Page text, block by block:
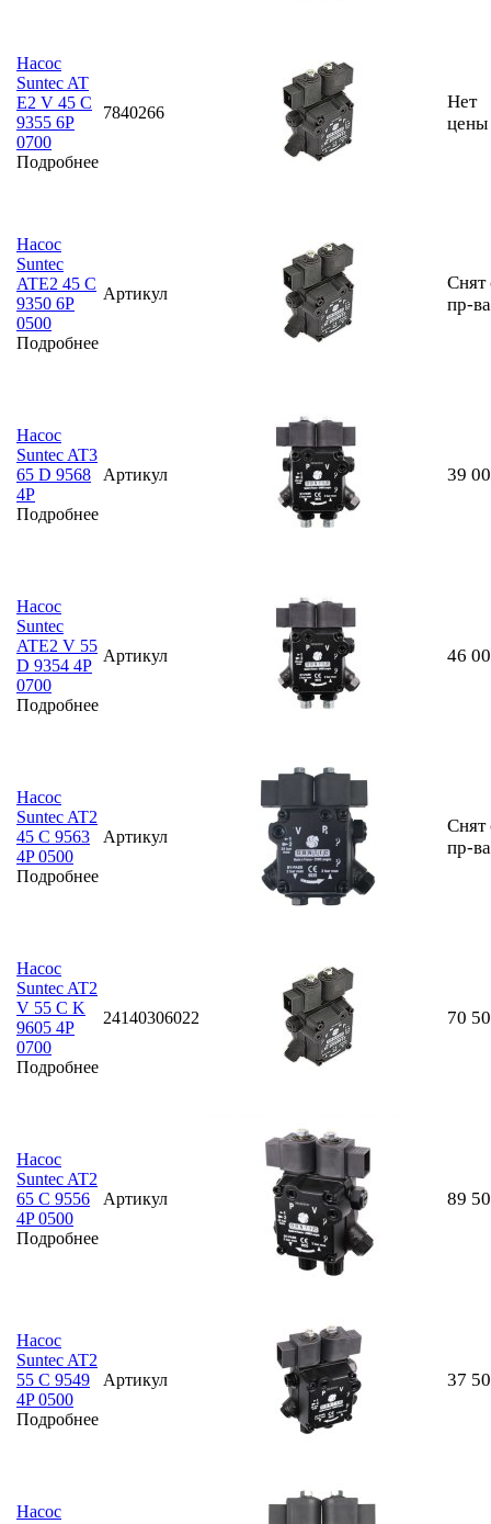
Насос
Suntec AT
E2 V 45 C
9355 6P
0700
Подробнее
7840266
Нет
цены
Насос
Suntec
ATE2 45 C
9350 6P
0500
Подробнее
Артикул
Снят
пр-ва
Насос
Suntec AT3
65 D 9568
4P
Подробнее
Артикул 39
Насос
Suntec
ATE2 V 55
D 9354 4P
0700
Подробнее
Артикул 46
Насос
Suntec AT2
45 C 9563
4P 0500
Подробнее
Артикул
Снят
пр-ва
Насос
Suntec AT2
V 55 C K
9605 4P
0700
Подробнее
24140306022 70
Насос
Suntec AT2
65 C 9556
4P 0500
Подробнее
Артикул 89
Насос
Suntec AT2
55 C 9549
4P 0500
Подробнее
Артикул 37
Насос